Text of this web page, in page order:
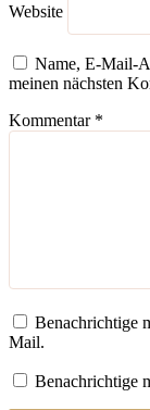
Website
Name, E-Mail-
meinen nächsten
Kommentar *
Benachrichtige
Mail.
Benachrichtige